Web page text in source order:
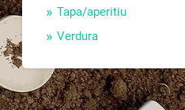
Tapa/aperitiu
Verdura